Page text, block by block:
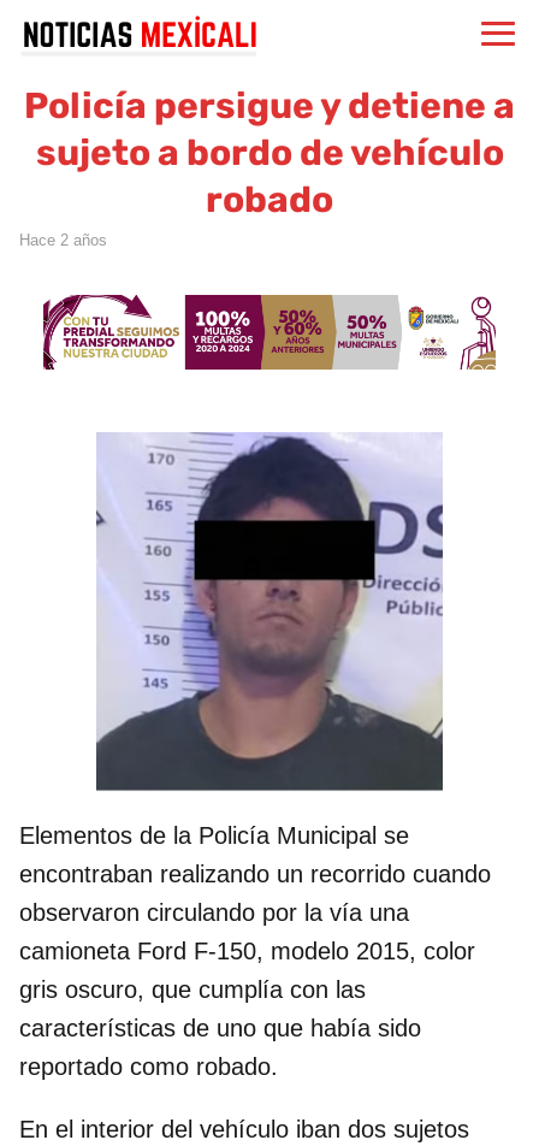
Policía persigue y detiene a
sujeto a bordo de vehículo
robado
hace 2 años
Elementos de la Policía Municipal se
encontraban realizando un recorrido cuando
observaron circulando por la vía una
camioneta Ford F-150, modelo 2015, color
gris oscuro, que cumplía con las
características de uno que había sido
reportado como robado.
En el interior del vehículo iban dos sujetos